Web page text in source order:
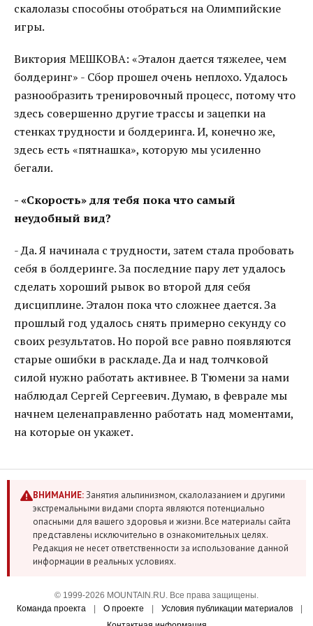
скалолазы способны отобраться на Олимпийские
игры.
Виктория МЕШКОВА: «Эталон дается тяжелее, чем
болдеринг» - Сбор прошел очень неплохо. Удалось
разнообразить тренировочный процесс, потому что
здесь совершенно другие трассы и зацепки на
стенках трудности и болдеринга. И, конечно же,
здесь есть «пятнашка», которую мы усиленно
бегали.
- «Скорость» для тебя пока что самый
неудобный вид?
- Да. Я начинала с трудности, затем стала пробовать
себя в болдеринге. За последние пару лет удалось
сделать хороший рывок во второй для себя
дисциплине. Эталон пока что сложнее дается. За
прошлый год удалось снять примерно секунду со
своих результатов. Но порой все равно появляются
старые ошибки в раскладе. Да и над толчковой
силой нужно работать активнее. В Тюмени за нами
наблюдал Сергей Сергеевич. Думаю, в феврале мы
начнем целенаправленно работать над моментами,
на которые он укажет.
ВНИМАНИЕ:Занятия альпинизмом, скалолазанием и другими
экстремальными видами спорта являются потенциально
опасными для вашего здоровья и жизни. Все материалы сайта
представлены исключительно в ознакомительных целях.
Редакция не несет ответственности за использование данной
информации в реальных условиях.
© 1999-2026 MOUNTAIN.RU. Все права защищены.
Команда проекта
О проекте Условия публикации материалов